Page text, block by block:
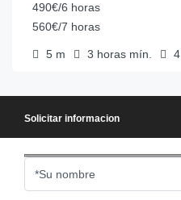
490€/6 horas
560€/7 horas
5 m 3 horas mín. 4
Ver detalles WhatsApp
Solicitar informacion